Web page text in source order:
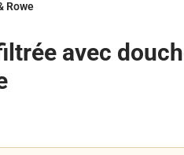
Rowe
avec